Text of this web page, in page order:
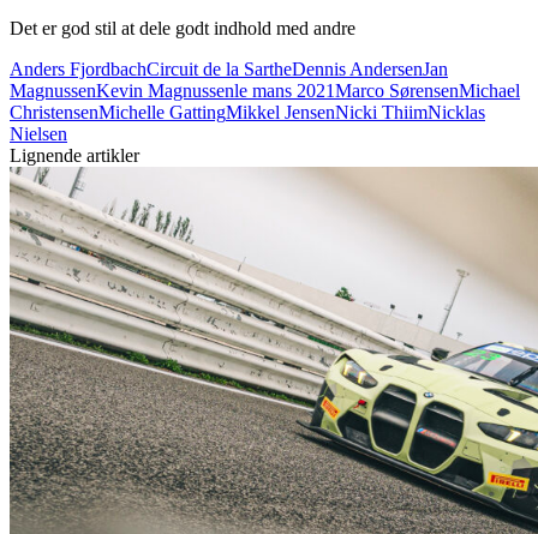
Det er god stil at dele godt indhold med andre
Anders FjordbachCircuit de la SartheDennis AndersenJan
MagnussenKevin Magnussenle mans 2021Marco SørensenMichael
ChristensenMichelle GattingMikkel JensenNicki ThiimNicklas
Nielsen
Lignende artikler